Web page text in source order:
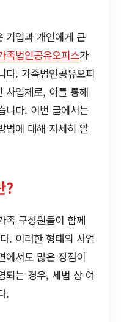
기업과 개인에게 큰
족법인공유오피스가
다. 가족법인공유오피
사업체로, 이를 통해
니다. 이번 글에서는
법에 대해 자세히 알
?
족 구성원들이 함께
. 이러한 형태의 사업
에서도 많은 장점이
되는 경우, 세법 상 여
.